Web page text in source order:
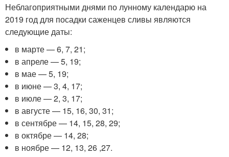
Неблагоприятными днями по лунному календарю на
2019 год для посадки саженцев сливы являются
следующие даты:
в марте — 6, 7, 21;
в апреле — 5, 19;
в мае — 5, 19;
в июне — 3, 4, 17;
в июле — 2, 3, 17;
в августе — 15, 16, 30, 31;
в сентябре — 14, 15, 28, 29;
в октябре — 14, 28;
в ноябре — 12, 13, 26 ,27.